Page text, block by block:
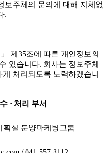
보주체의 문의에 대해 지체없
.
제35조에 따른 개인정보의
있습니다. 회사는 정보주체
처리되도록 노력하겠습니
· 처리 부서
획실 분양마케팅그룹